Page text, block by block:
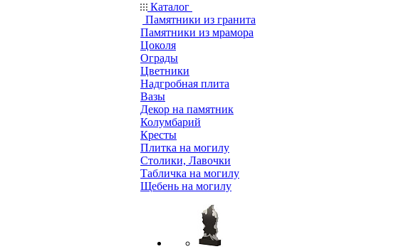
Каталог
Памятники из гранита
Памятники из мрамора
Цоколя
Ограды
Цветники
Надгробная плита
Вазы
Декор на памятник
Колумбарий
Кресты
Плитка на могилу
Столики, Лавочки
Табличка на могилу
Щебень на могилу